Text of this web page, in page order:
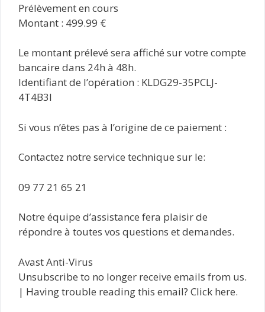
Prélèvement en cours
Montant : 499.99 €
Le montant prélevé sera affiché sur votre compte
bancaire dans 24h à 48h.
Identifiant de l’opération : KLDG29-35PCLJ-
4T4B3I
Si vous n’êtes pas à l’origine de ce paiement :
Contactez notre service technique sur le:
09 77 21 65 21
Notre équipe d’assistance fera plaisir de
répondre à toutes vos questions et demandes.
Avast Anti-Virus
Unsubscribe to no longer receive emails from us.
| Having trouble reading this email? Click here.